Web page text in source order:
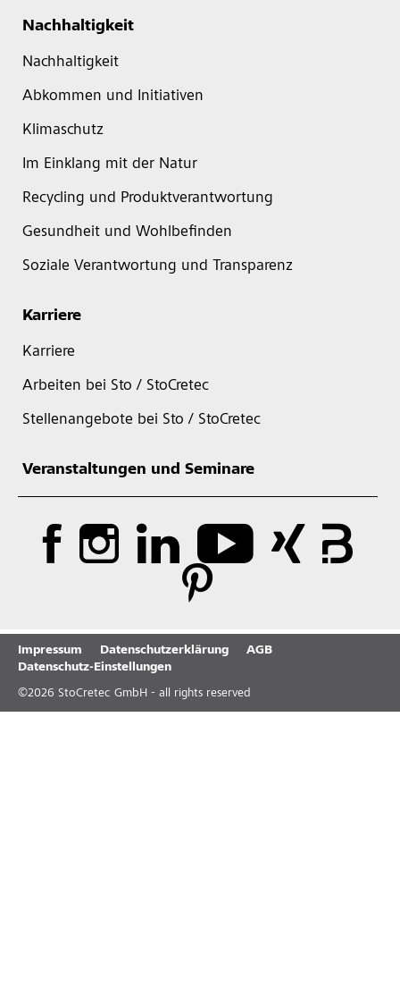
Nachhaltigkeit
Nachhaltigkeit
Abkommen und Initiativen
Klimaschutz
Im Einklang mit der Natur
Recycling und Produktverantwortung
Gesundheit und Wohlbefinden
Soziale Verantwortung und Transparenz
Karriere
Karriere
Arbeiten bei Sto / StoCretec
Stellenangebote bei Sto / StoCretec
Veranstaltungen und Seminare
Impressum Datenschutzerklärung
AGB
Datenschutz-Einstellungen
©2026 StoCretec GmbH - all rights reserved